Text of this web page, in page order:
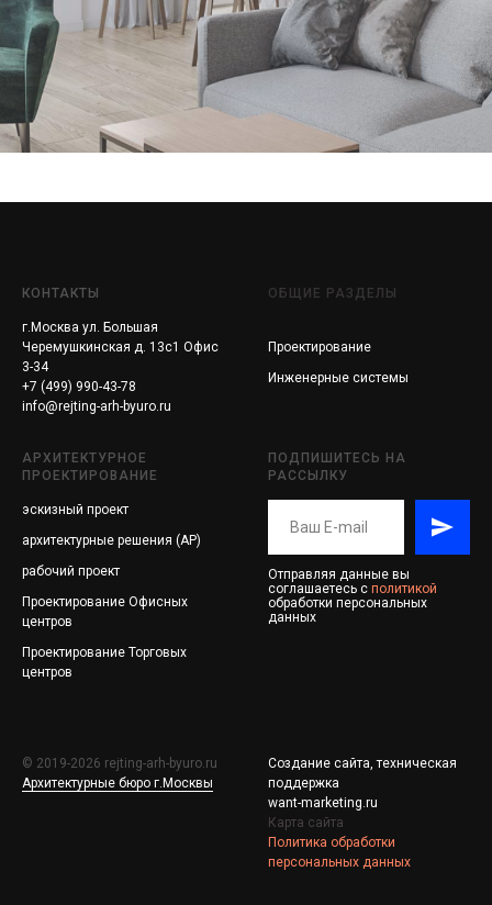
КОНТАКТЫ
г.Москва ул. Большая
Черемушкинская д. 13с1 Офис
3-34
+7 (499) 990-43-78
info@rejting-arh-byuro.ru
ОБЩИЕ РАЗДЕЛЫ
Проектирование
Инженерные системы
АРХИТЕКТУРНОЕ
ПРОЕКТИРОВАНИЕ
эскизный проект
архитектурные решения (АР)
рабочий проект
Проектирование Офисных
центров
Проектирование Торговых
центров
ПОДПИШИТЕСЬ НА
РАССЫЛКУ
Отправляя данные вы
соглашаетесь с политикой
обработки персональных
данных
© 2019-2026 rejting-arh-byuro.ru
Архитектурные бюро г.Москвы
Создание сайта, техническая
поддержка
want-marketing.ru
Карта сайта
Политика обработки
персональных данных